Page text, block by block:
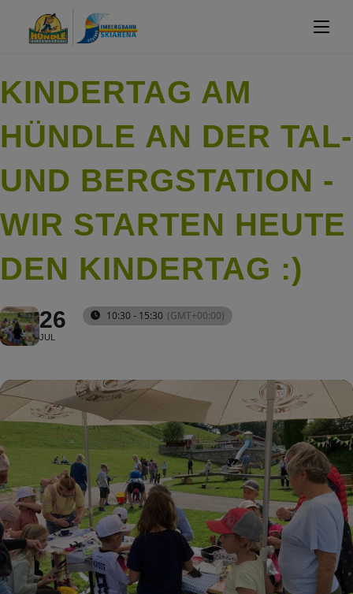
KINDERTAG AM
HÜNDLE AN DER TAL-
UND BERGSTATION -
WIR STARTEN HEUTE
DEN KINDERTAG :)
26
JUL
10:30 - 15:30 (GMT+00:00)